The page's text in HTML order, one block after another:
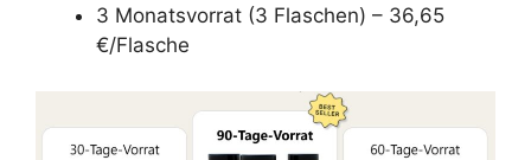
3 Monatsvorrat (3 Flaschen) – 36,65
€/Flasche